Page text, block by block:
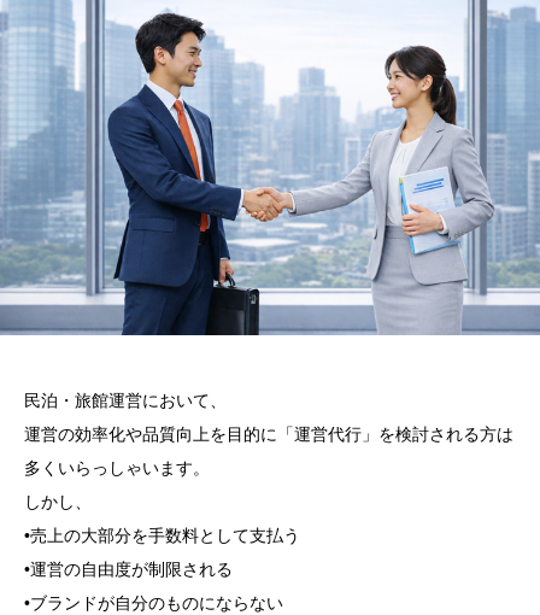
民泊・旅館運営において、
運営の効率化や品質向上を目的に「運営代行」を検討される方は
多くいらっしゃいます。
しかし、
•売上の大部分を手数料として支払う
•運営の自由度が制限される
•ブランドが自分のものにならない